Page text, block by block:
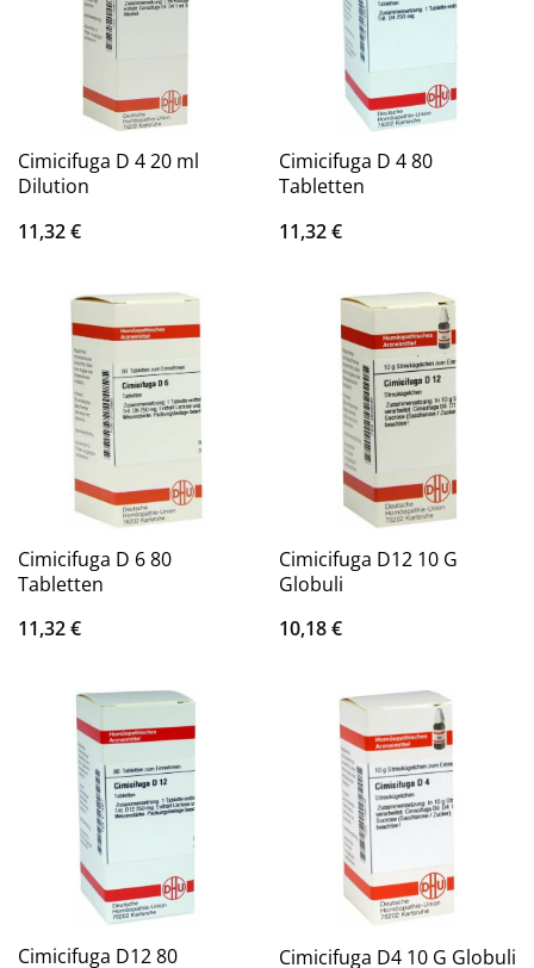
Cimicifuga D 4 20 ml
Dilution
11,32€
Cimicifuga D 4 80
Tabletten
11,32€
Cimicifuga D 6 80
Tabletten
11,32€
Cimicifuga D12 10 G
Globuli
10,18€
Cimicifuga D12 80
Cimicifuga D4 10 G Globuli